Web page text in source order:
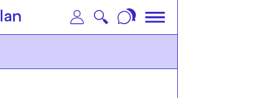
Zum Footer springen